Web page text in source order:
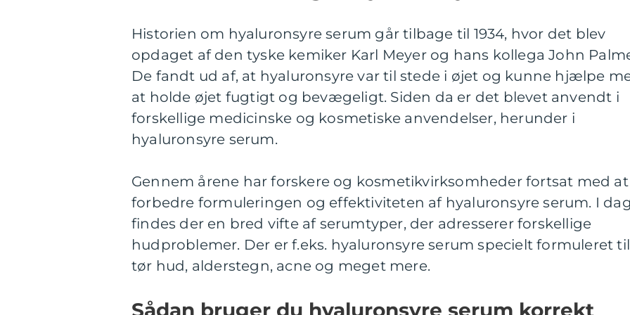
Historien om hyaluronsyre serum går tilbage til 1934, hvor det blev
opdaget af den tyske kemiker Karl Meyer og hans kollega John
De fandt ud af, at hyaluronsyre var til stede i øjet og kunne hjælpe
at holde øjet fugtigt og bevægeligt. Siden da er det blevet anvendt i
forskellige medicinske og kosmetiske anvendelser, herunder i
hyaluronsyre serum.
Gennem årene har forskere og kosmetikvirksomheder fortsat med at
forbedre formuleringen og effektiviteten af hyaluronsyre serum. I dag
findes der en bred vifte af serumtyper, der adresserer forskellige
hudproblemer. Der er f.eks. hyaluronsyre serum specielt formuleret til
tør hud, alderstegn, acne og meget mere.
Sådan bruger du hyaluronsyre serum korrekt